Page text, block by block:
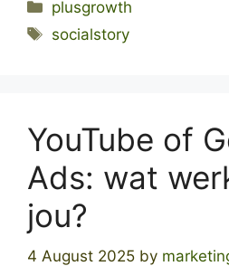
Categories
plusgrowth
Tags
socialstory
YouTube of
Ads: wat
jou?
4 August 2025 by